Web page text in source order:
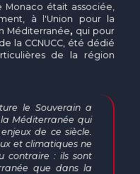
était associée,
à l'Union pour la
Méditerranée, qui pour
la CCNUCC, été dédié
de la région
le Souverain a
Méditerranée qui
de ce siècle.
et climatiques ne
contraire : ils sont
que dans la